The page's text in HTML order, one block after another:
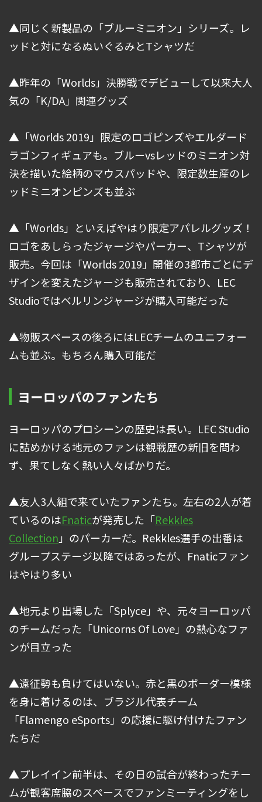
▲同じく新製品の「ブルーミニオン」シリーズ。レ
ッドと対になるぬいぐるみとTシャツだ
▲昨年の「Worlds」決勝戦でデビューして以来大人
気の「K/DA」関連グッズ
▲「Worlds 2019」限定のロゴピンズやエルダード
ラゴンフィギュアも。ブルーvsレッドのミニオン対
決を描いた絵柄のマウスパッドや、限定数生産のレ
ッドミニオンピンズも並ぶ
▲「Worlds」といえばやはり限定アパレルグッズ！
ロゴをあしらったジャージやパーカー、Tシャツが
販売。今回は「Worlds 2019」開催の3都市ごとにデ
ザインを変えたジャージも販売されており、LEC
Studioではベルリンジャージが購入可能だった
▲物販スペースの後ろにはLECチームのユニフォー
ムも並ぶ。もちろん購入可能だ
ヨーロッパのファンたち
ヨーロッパのプロシーンの歴史は長い。LEC Studio
に詰めかける地元のファンは観戦歴の新旧を問わ
ず、果てしなく熱い人々ばかりだ。
▲友人3人組で来ていたファンたち。左右の2人が着
ているのはFnaticが発売した「Rekkles
Collection 」のパーカーだ。Rekkles選手の出番は
グループステージ以降ではあったが、Fnaticファン
はやはり多い
▲地元より出場した「Splyce」や、元々ヨーロッパ
のチームだった「Unicorns Of Love」の熱心なファ
ンが目立った
▲遠征勢も負けてはいない。赤と黒のボーダー模様
を身に着けるのは、ブラジル代表チーム
「Flamengo eSports」の応援に駆け付けたファン
たちだ
▲プレイイン前半は、その日の試合が終わったチー
ムが観客席脇のスペースでファンミーティングをし